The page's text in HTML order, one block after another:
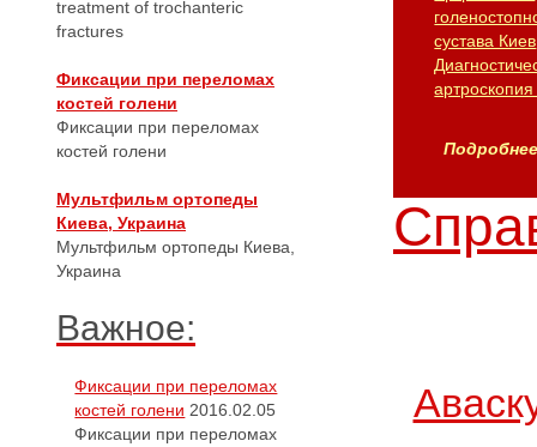
treatment of trochanteric
fractures
Фиксации при переломах
костей голени
Фиксации при переломах
костей голени
Мультфильм ортопеды
Киева, Украина
Мультфильм ортопеды Киева,
Украина
Важное:
Фиксации при переломах
костей голени 2016.02.05
Фиксации при переломах
сустава Киев